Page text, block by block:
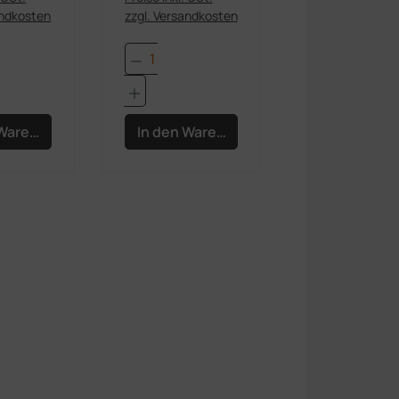
oder benutze die Schaltflächen um
Wert ein oder benutze
Anzahl: Gib den gewünschten Wert
zzgl. Versandkosten
Produkt Anzahl: Gib den
In den Warenkorb